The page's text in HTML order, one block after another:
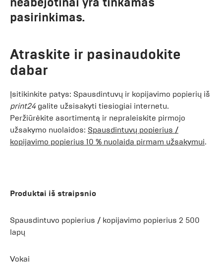
pasirinkimas.
Atraskite ir pasinaudokite
dabar
Įsitikinkite patys: Spausdintuvų ir kopijavimo popierių iš
print24galite užsisakyti tiesiogiai internetu.
Peržiūrėkite asortimentą ir nepraleiskite pirmojo
užsakymo nuolaidos: Spausdintuvų popierius /
kopijavimo popierius 10 % nuolaida pirmam užsakymui.
Produktai iš straipsnio
Spausdintuvo popierius / kopijavimo popierius 2 500
lapų
Vokai